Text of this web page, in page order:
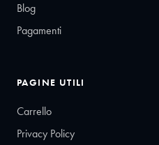
Blog
Pagamenti
PAGINE UTILI
Carrello
Privacy Policy